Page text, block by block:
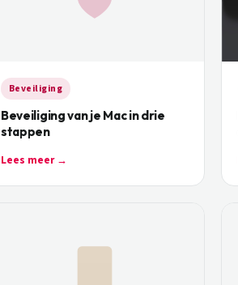
Beveiliging
Beveiliging van je Mac in drie
stappen
Lees meer →